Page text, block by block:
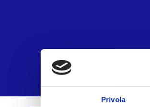
Privola